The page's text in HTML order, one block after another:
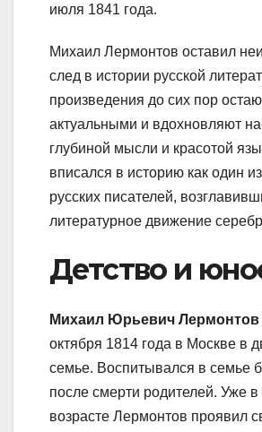
июля 1841 года.
Михаил Лермонтов оставил
след в истории русской
произведения до сих пор
актуальными и вдохновляют
глубиной мысли и красотой
вписался в историю как один
русских писателей,
литературное движение
Детство и
Михаил Юрьевич Лермонтов
октября 1814 года в Москве в
семье. Воспитывался в семье
после смерти родителей. Уже
возрасте Лермонтов проявил